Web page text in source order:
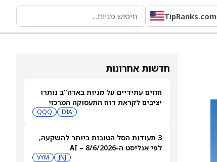
TipRanks.com
חדשות אחרונות
חוזים עתידיים על מניות בארה"ב נותרו
יציבים לקראת דוח התעסוקה המרכזי
DIA
QQQ
3 תעודות הסל הטובות ביותר להשקעה,
לפי אנליסט ה-AI – 8/6/2026
JNJ
VYM